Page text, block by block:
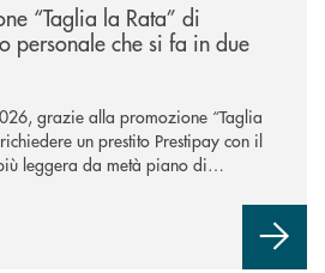
“Taglia la Rata” di
personale che si fa in due
grazie alla promozione “Taglia
un prestito Prestipay con il
leggera da metà piano di